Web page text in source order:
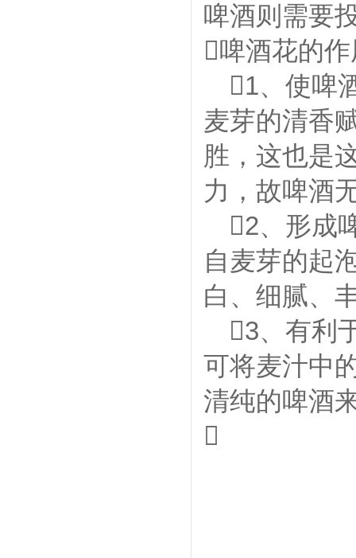
啤酒则需要
啤酒花的
1、使啤
麦芽的清香
胜，这也是
力，故啤酒
2、形成
自麦芽的起
白、细腻、
3、有利
可将麦汁中
清纯的啤酒
